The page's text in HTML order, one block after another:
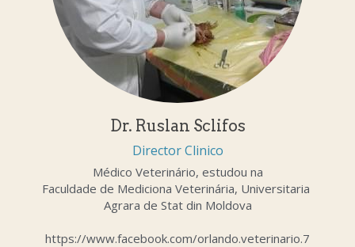
Dr. Ruslan Sclifos
Director Clinico
Médico Veterinário, estudou na
Faculdade de Mediciona Veterinária, Universitaria
Agrara de Stat din Moldova
https://www.facebook.com/orlando.veterinario.7